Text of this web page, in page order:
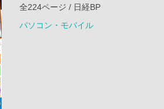
全224ページ / 日経BP
パソコン・モバイル